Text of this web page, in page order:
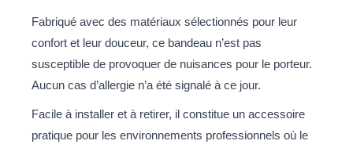
Fabriqué avec des matériaux sélectionnés pour leur
confort et leur douceur, ce bandeau n’est pas
susceptible de provoquer de nuisances pour le porteur.
Aucun cas d’allergie n’a été signalé à ce jour.
Facile à installer et à retirer, il constitue un accessoire
pratique pour les environnements professionnels où le